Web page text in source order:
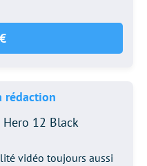
rédaction
Hero 12 Black
vidéo toujours aussi